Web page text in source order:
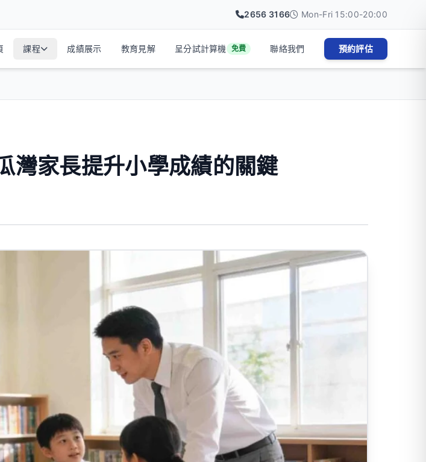
2656 3166 Mon-Fri 15:00-20:00
課程 成績展示 教育見解 呈分試計算機 免費 聯絡我們 預約評估
灣家長提升小學成績的關鍵